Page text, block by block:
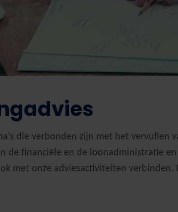
die verbonden zijn met het
de financiële en de loonadministratie
met onze adviesactiviteiten